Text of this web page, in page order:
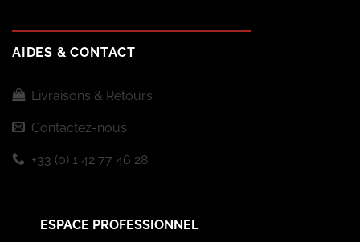
AIDES & CONTACT
Livraisons & Retours
Contactez-nous
+33 (0) 1 42 77 46 28
ESPACE PROFESSIONNEL